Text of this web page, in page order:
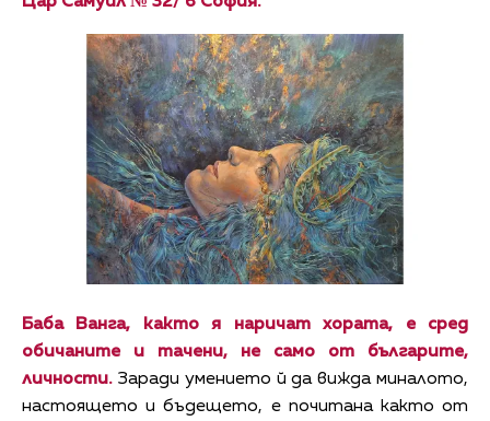
Баба Ванга, както я наричат хората, е сред
обичаните и тачени, не само от българите,
личности. Заради умението й да вижда миналото,
настоящето и бъдещето, е почитана както от